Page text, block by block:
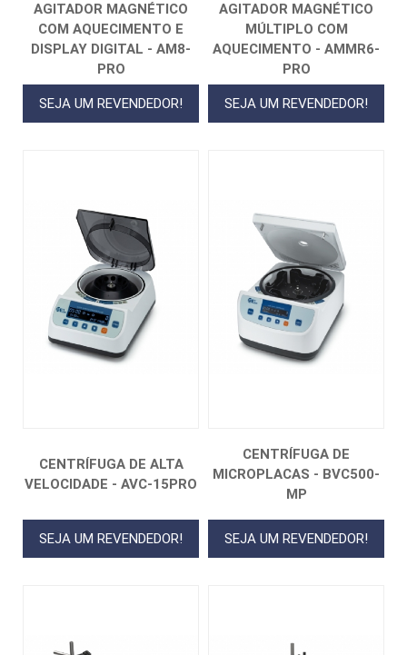
AGITADOR MAGNÉTICO
COM AQUECIMENTO E
DISPLAY DIGITAL - AM8-
PRO
SEJA UM REVENDEDOR!
AGITADOR MAGNÉTICO
MÚLTIPLO COM
AQUECIMENTO - AMMR6-
PRO
SEJA UM REVENDEDOR!
CENTRÍFUGA DE ALTA
VELOCIDADE - AVC-15PRO
SEJA UM REVENDEDOR!
CENTRÍFUGA DE
MICROPLACAS - BVC500-
MP
SEJA UM REVENDEDOR!